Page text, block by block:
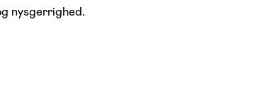
nysgerrighed.